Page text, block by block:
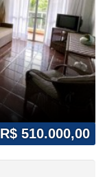
R$ 510.000,00